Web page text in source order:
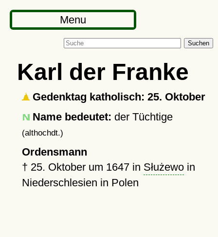
Menu
Suchen
Karl der Franke
Gedenktag katholisch: 25. Oktober
Name bedeutet: der Tüchtige
(althochdt.)
Ordensmann
† 25. Oktober um 1647in Służewoin
Niederschlesien in Polen